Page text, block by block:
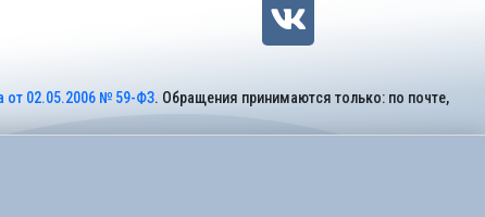
от 02.05.2006 № 59-ФЗ. Обращения принимаются только: по почте,